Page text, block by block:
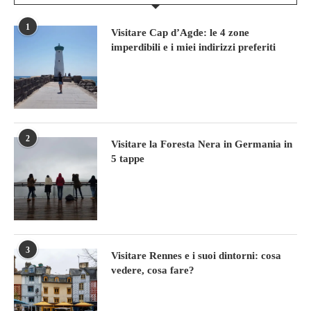
1
Visitare Cap d’Agde: le 4 zone
imperdibili e i miei indirizzi preferiti
2
Visitare la Foresta Nera in Germania in
5 tappe
3
Visitare Rennes e i suoi dintorni: cosa
vedere, cosa fare?